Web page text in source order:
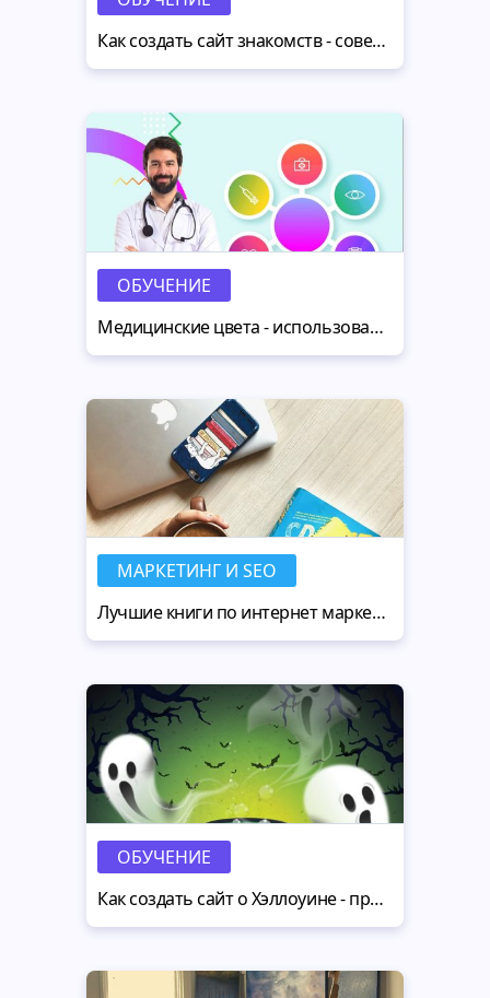
Как создать сайт знакомств - советы для начинающих
ОБУЧЕНИЕ
Медицинские цвета - использование цветовой гаммы в дизайне сайта
МАРКЕТИНГ И SEO
Лучшие книги по интернет маркетингу – топ 10 изданий на любой вкус
ОБУЧЕНИЕ
Как создать сайт о Хэллоуине - праздник приближается